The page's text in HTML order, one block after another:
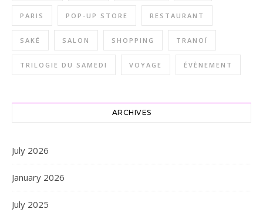
PARIS POP-UP STORE RESTAURANT
SAKÉ SALON SHOPPING TRANOÏ
TRILOGIE DU SAMEDI VOYAGE ÉVÈNEMENT
ARCHIVES
July 2026
January 2026
July 2025